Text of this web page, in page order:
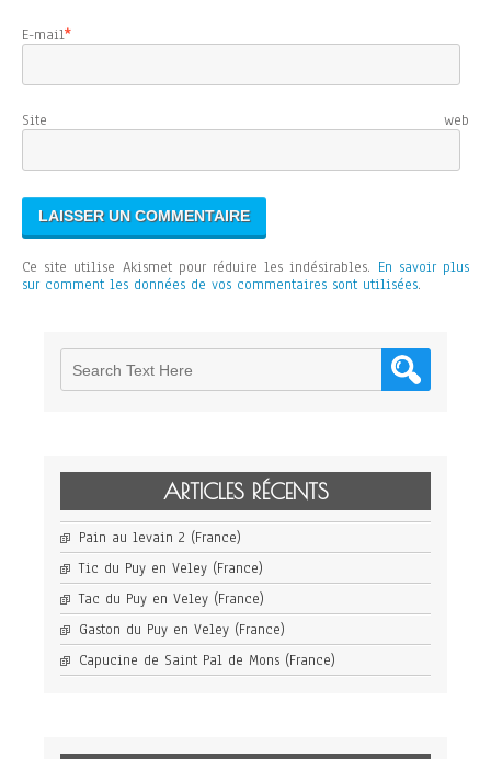
E-mail*
Site web
Ce site utilise Akismet pour réduire les indésirables. En savoir plus
sur comment les données de vos commentaires sont utilisées.
ARTICLES RÉCENTS
Pain au levain 2 (France)
Tic du Puy en Veley (France)
Tac du Puy en Veley (France)
Gaston du Puy en Veley (France)
Capucine de Saint Pal de Mons (France)